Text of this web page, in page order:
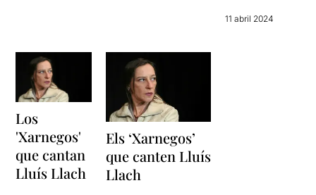
11 abril 2024
Los
'Xarnegos'
que cantan
Lluís Llach
Els ‘Xarnegos’
que canten Lluís
Llach